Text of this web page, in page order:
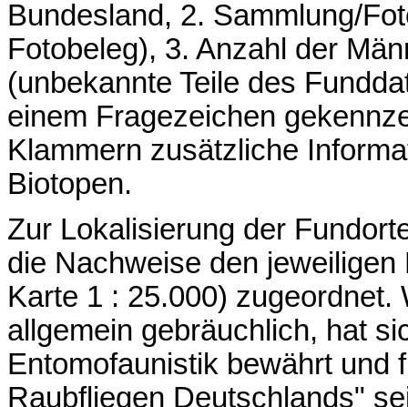
Bundesland, 2. Sammlung/
Fotobeleg), 3. Anzahl der
(unbekannte Teile des
einem Fragezeichen
Klammern zusätzliche
Biotopen.
Zur Lokalisierung der
die Nachweise den
Karte 1 : 25.000)
allgemein gebräuchlich, hat
Entomofaunistik bewährt und
Raubfliegen Deutschlands"